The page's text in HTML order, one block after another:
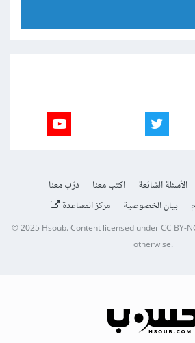
الأسئلة الشائعة اكتب معنا
درّب معنا
بيان الخصوصية مركز المساعدة
© 2025Hsoub.Content licensed underCC BY-
otherwise.